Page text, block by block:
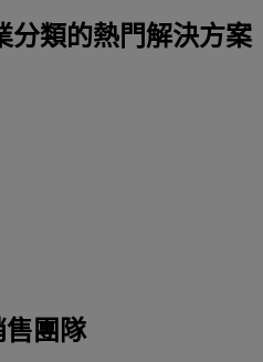
分類的熱門解決方案
售團隊